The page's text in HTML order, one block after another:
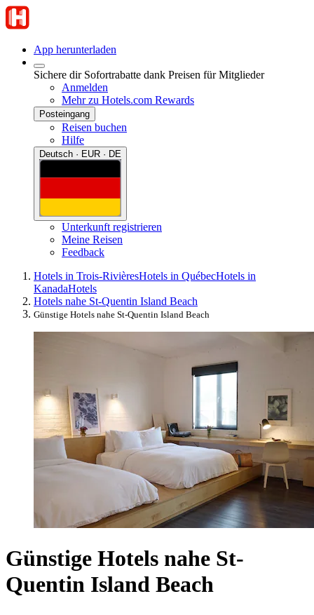
App herunterladen
Sichere dir Sofortrabatte dank Preisen für Mitglieder
Anmelden
Mehr zu Hotels.com Rewards
Posteingang
Reisen buchen
Hilfe
Deutsch · EUR · DE
Unterkunft registrieren
Meine Reisen
Feedback
Hotels in Trois-RivièresHotels in QuébecHotels in
KanadaHotels
Hotels nahe St-Quentin Island Beach
Günstige Hotels nahe St-Quentin Island Beach
Günstige Hotels nahe St-
Quentin Island Beach